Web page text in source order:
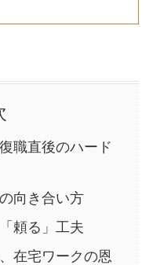
職直後のハード
向き合い方
頼る」工夫
在宅ワークの恩